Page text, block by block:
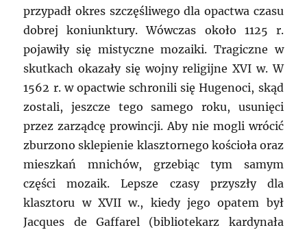
przypadł okres szczęśliwego dla opactwa czasu
dobrej koniunktury. Wówczas około 1125 r.
pojawiły się mistyczne mozaiki. Tragiczne w
skutkach okazały się wojny religijne XVI w. W
1562 r. w opactwie schronili się Hugenoci, skąd
zostali, jeszcze tego samego roku, usunięci
przez zarządcę prowincji. Aby nie mogli wrócić
zburzono sklepienie klasztornego kościoła oraz
mieszkań mnichów, grzebiąc tym samym
części mozaik. Lepsze czasy przyszły dla
klasztoru w XVII w., kiedy jego opatem był
Jacques de Gaffarel (bibliotekarz kardynała